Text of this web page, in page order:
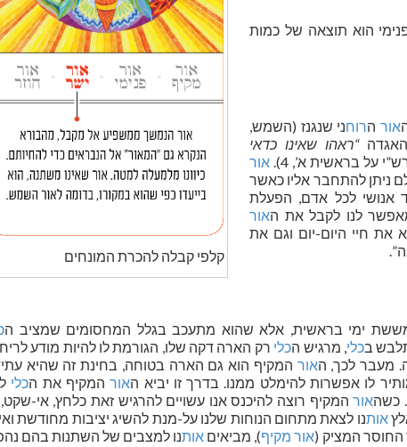
קלפי קבלה להכרת המונחים
הוא תוצאה של כמות
אורהרוחני שנגנז (השמש,
האגדה“ראהו שאינו כדאי
על בראשית א’, 4).
אור
ניתן להתחבר אליו כאשר
אנושי לכל אדם, הפעלת
לנו לקבל את האור
את חיי היום-יום וגם את
מששת ימי בראשית, אלא שהוא מתעכב בגלל המחסומים שמציב ה
בכלי, מרגיש הכלי רק הארה דקה שלו, הגורמת לו להיות מודע
מעבר לכך, האור המקיף הוא גם הארה בטוחה, בחינת זה שהיא
לו אפשרות להימלט ממנו. בדרך זו יביא האורהמקיף את הכלי
כשהאורהמקיף רוצה להיכנס אנו עשויים להרגיש זאת כלחץ, אי-שקט,
אותנו לצאת מתחום הנוחות שלנו על-מנת להשיג יציבות מחודשת
החוסר המציק (אור מקיף), מביאים אותנו למצבים של השתנות בהם